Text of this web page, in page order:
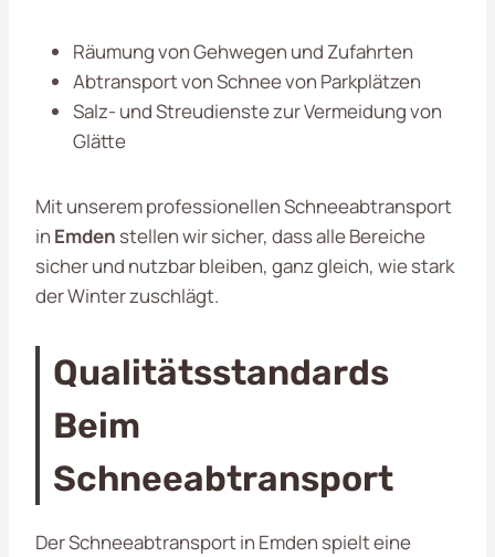
Räumung von Gehwegen und Zufahrten
Abtransport von Schnee von Parkplätzen
Salz- und Streudienste zur Vermeidung von
Glätte
Mit unserem professionellen Schneeabtransport
in Emden stellen wir sicher, dass alle Bereiche
sicher und nutzbar bleiben, ganz gleich, wie stark
der Winter zuschlägt.
Qualitätsstandards
Beim
Schneeabtransport
Der Schneeabtransport in Emden spielt eine